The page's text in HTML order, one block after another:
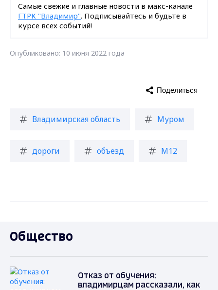
Самые свежие и главные новости в макс-канале
ГТРК "Владимир". Подписывайтесь и будьте в
курсе всех событий!
Опубликовано: 10 июня 2022 года
Владимирская область Муром
дороги объезд М12
Поделиться
Общество
Отказ от обучения:
владимирцам рассказали, как